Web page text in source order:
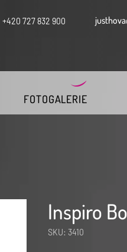
+420 727 832 900
Inspiro
SKU: 3410
FOTOGALERIE